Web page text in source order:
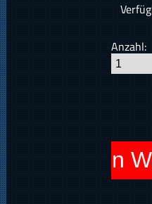
Anzahl:
In den